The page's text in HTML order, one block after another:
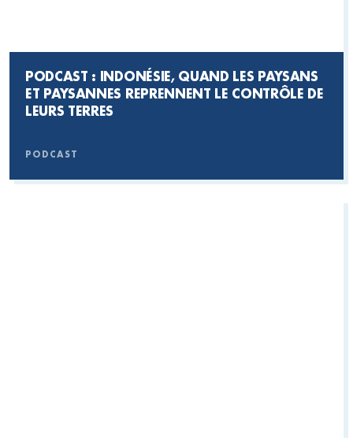
PODCAST : INDONÉSIE, QUAND LES PAYSANS
ET PAYSANNES REPRENNENT LE CONTRÔLE DE
LEURS TERRES
PODCAST